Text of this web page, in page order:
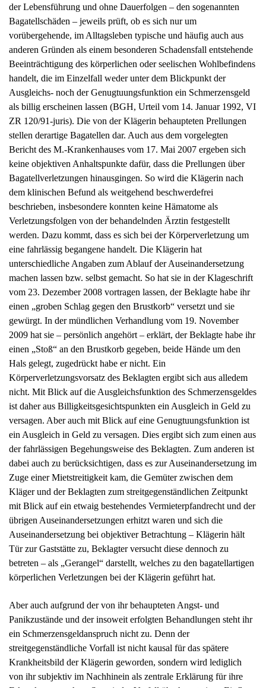
Bagatellschäden – jeweils prüft, ob es sich nur um
vorübergehende, im Alltagsleben typische und häufig auch aus
anderen Gründen als einem besonderen Schadensfall entstehende
Beeinträchtigung des körperlichen oder seelischen Wohlbefindens
handelt, die im Einzelfall weder unter dem Blickpunkt der
Ausgleichs- noch der Genugtuungsfunktion ein Schmerzensgeld
als billig erscheinen lassen (BGH, Urteil vom 14. Januar 1992, VI
ZR 120/91-juris). Die von der Klägerin behaupteten Prellungen
stellen derartige Bagatellen dar. Auch aus dem vorgelegten
Bericht des M.-Krankenhauses vom 17. Mai 2007 ergeben sich
keine objektiven Anhaltspunkte dafür, dass die Prellungen über
Bagatellverletzungen hinausgingen. So wird die Klägerin nach
dem klinischen Befund als weitgehend beschwerdefrei
beschrieben, insbesondere konnten keine Hämatome als
Verletzungsfolgen von der behandelnden Ärztin festgestellt
werden. Dazu kommt, dass es sich bei der Körperverletzung um
eine fahrlässig begangene handelt. Die Klägerin hat
unterschiedliche Angaben zum Ablauf der Auseinandersetzung
machen lassen bzw. selbst gemacht. So hat sie in der Klageschrift
vom 23. Dezember 2008 vortragen lassen, der Beklagte habe ihr
einen „groben Schlag gegen den Brustkorb“ versetzt und sie
gewürgt. In der mündlichen Verhandlung vom 19. November
2009 hat sie – persönlich angehört – erklärt, der Beklagte habe ihr
einen „Stoß“ an den Brustkorb gegeben, beide Hände um den
Hals gelegt, zugedrückt habe er nicht. Ein
Körperverletzungsvorsatz des Beklagten ergibt sich aus alledem
nicht. Mit Blick auf die Ausgleichsfunktion des Schmerzensgeldes
ist daher aus Billigkeitsgesichtspunkten ein Ausgleich in Geld zu
versagen. Aber auch mit Blick auf eine Genugtuungsfunktion ist
ein Ausgleich in Geld zu versagen. Dies ergibt sich zum einen aus
der fahrlässigen Begehungsweise des Beklagten. Zum anderen ist
dabei auch zu berücksichtigen, dass es zur Auseinandersetzung im
Zuge einer Mietstreitigkeit kam, die Gemüter zwischen dem
Kläger und der Beklagten zum streitgegenständlichen Zeitpunkt
mit Blick auf ein etwaig bestehendes Vermieterpfandrecht und der
übrigen Auseinandersetzungen erhitzt waren und sich die
Auseinandersetzung bei objektiver Betrachtung – Klägerin hält
Tür zur Gaststätte zu, Beklagter versucht diese dennoch zu
betreten – als „Gerangel“ darstellt, welches zu den bagatellartigen
körperlichen Verletzungen bei der Klägerin geführt hat.
Panikzustände und der insoweit erfolgten Behandlungen steht ihr
ein Schmerzensgeldanspruch nicht zu. Denn der
streitgegenständliche Vorfall ist nicht kausal für das spätere
Krankheitsbild der Klägerin geworden, sondern wird lediglich
von ihr subjektiv im Nachhinein als zentrale Erklärung für ihre
Erkrankung gesehen. Soweit der Vorfall überhaupt einen Einfluss